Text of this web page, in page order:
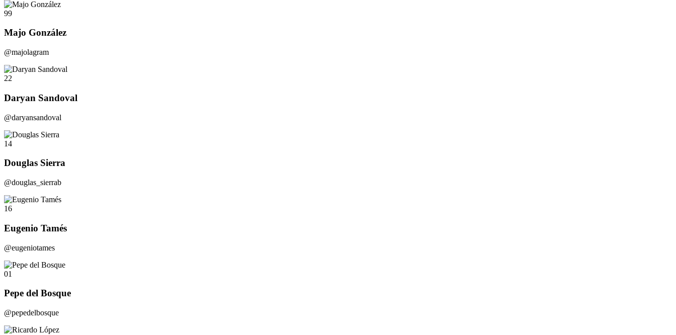
99
Majo González
@majolagram
22
Daryan Sandoval
@daryansandoval
14
Douglas Sierra
@douglas_sierrab
16
Eugenio Tamés
@eugeniotames
01
Pepe del Bosque
@pepedelbosque